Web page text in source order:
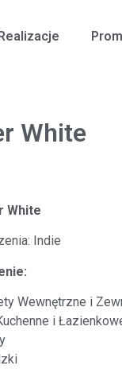
White
White
Indie
Wewnętrzne i
i